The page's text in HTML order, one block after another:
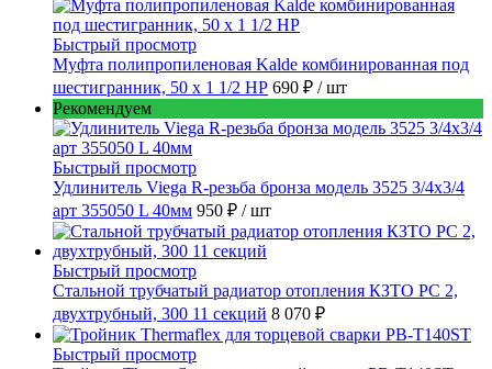
Быстрый просмотр
Муфта полипропиленовая Kalde комбинированная под
шестигранник, 50 x 1 1/2 НР 690 ₽ / шт
Рекомендуем
Быстрый просмотр
Удлинитель Viega R-резьба бронза модель 3525 3/4x3/4
арт 355050 L 40мм 950 ₽ / шт
Быстрый просмотр
Стальной трубчатый радиатор отопления КЗТО РС 2,
двухтрубный, 300 11 секций 8 070 ₽
Быстрый просмотр